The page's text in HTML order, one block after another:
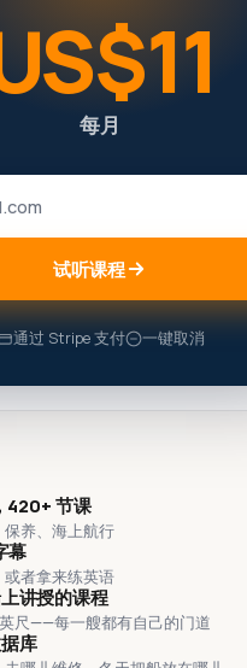
每月
试听课程
通过 Stripe 支付 一键取消
420+ 节课
保养、海上航行
幕
或者拿来练英语
讲授的课程
尺——每一艘都有自己的门道
库